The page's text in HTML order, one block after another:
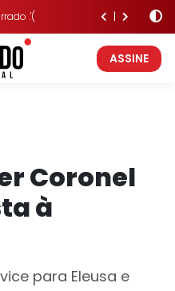
:'(
ASSINE
Coronel
à
para Eleusa e